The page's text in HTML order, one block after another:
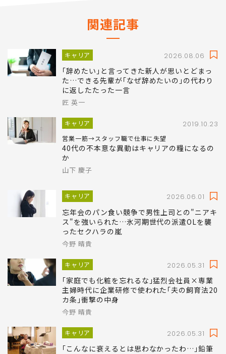
関連記事
キャリア 2026.08.06
｢辞めたい｣と言ってきた新人が思いとどまっ
た…できる先輩が｢なぜ辞めたいの｣の代わり
に返したたった一言
匠 英一
キャリア 2019.10.23
営業一筋→スタッフ職で仕事に失望
40代の不本意な異動はキャリアの糧になるの
か
山下 慶子
キャリア 2026.06.01
忘年会のパン食い競争で男性上司との"ニアキ
ス"を強いられた…氷河期世代の派遣OLを襲
ったセクハラの嵐
今野 晴貴
キャリア 2026.05.31
｢家庭でも化粧を忘れるな｣猛烈会社員×専業
主婦時代に企業研修で使われた｢夫の飼育法20
カ条｣衝撃の中身
今野 晴貴
キャリア 2026.05.31
｢こんなに衰えるとは思わなかったわ…｣鉛筆